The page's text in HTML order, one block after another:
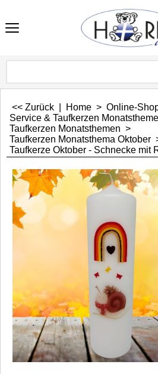
<< Zurück Home > Online-
Service & Taufkerzen
Taufkerzen Monatsthemen >
Taufkerzen Monatsthema Oktober
Taufkerze Oktober - Schnecke mit